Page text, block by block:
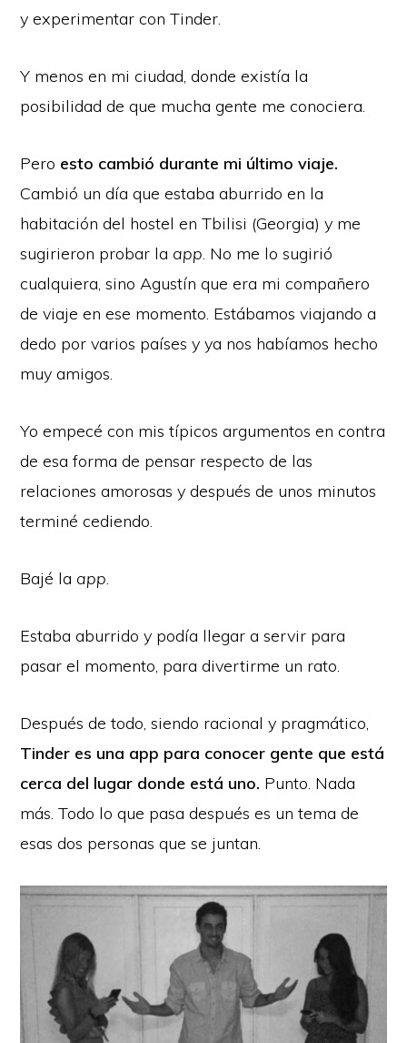
y experimentar con Tinder.
Y menos en mi ciudad, donde existía la
posibilidad de que mucha gente me conociera.
Pero esto cambió durante mi último viaje.
Cambió un día que estaba aburrido en la
habitación del hostel en Tbilisi (Georgia) y me
sugirieron probar la app. No me lo sugirió
cualquiera, sino Agustín que era mi compañero
de viaje en ese momento. Estábamos viajando a
dedo por varios países y ya nos habíamos hecho
muy amigos.
Yo empecé con mis típicos argumentos en contra
de esa forma de pensar respecto de las
relaciones amorosas y después de unos minutos
terminé cediendo.
Bajé la app.
Estaba aburrido y podía llegar a servir para
pasar el momento, para divertirme un rato.
Después de todo, siendo racional y pragmático,
Tinder es una app para conocer gente que está
cerca del lugar donde está uno. Punto. Nada
más. Todo lo que pasa después es un tema de
esas dos personas que se juntan.